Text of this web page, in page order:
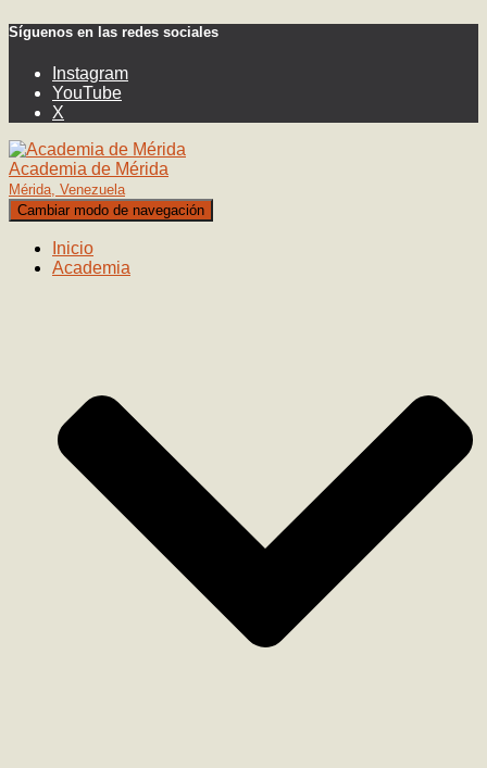
Síguenos en las redes sociales
Instagram
YouTube
X
Academia de Mérida
Mérida, Venezuela
Cambiar modo de navegación
Inicio
Academia